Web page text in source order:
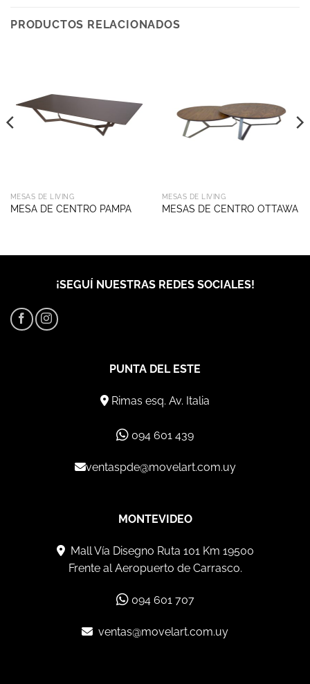
PRODUCTOS RELACIONADOS
MESAS DE LIVING
MESA DE CENTRO PAMPA
MESAS DE LIVING
MESAS DE CENTRO OTTAWA
¡SEGUÍ NUESTRAS REDES SOCIALES!
PUNTA DEL ESTE
Rimas esq. Av. Italia
094 601 439
ventaspde@movelart.com.uy
MONTEVIDEO
Mall Vía Disegno Ruta 101 Km 19500
Frente al Aeropuerto de Carrasco.
094 601 707
ventas@movelart.com.uy